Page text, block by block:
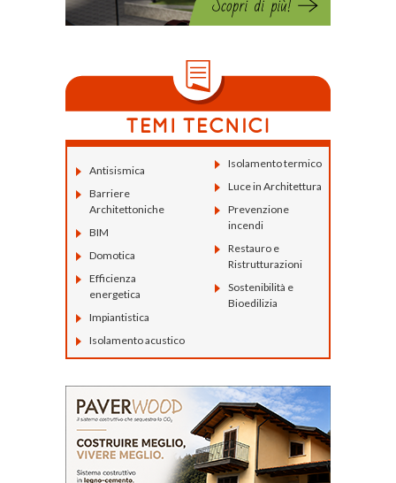
Antisismica
Barriere
Architettoniche
BIM
Domotica
Efficienza
energetica
Impiantistica
Isolamento acustico
Isolamento termico
Luce in Architettura
Prevenzione
incendi
Restauro e
Ristrutturazioni
Sostenibilità e
Bioedilizia